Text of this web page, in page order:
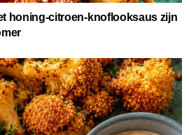
honing-citroen-knoflooksaus zijn